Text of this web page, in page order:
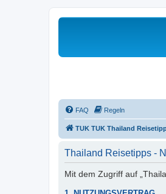
FAQ Regeln
TUK TUK Thailand
Thailand Reisetipps -
Mit dem Zugriff auf